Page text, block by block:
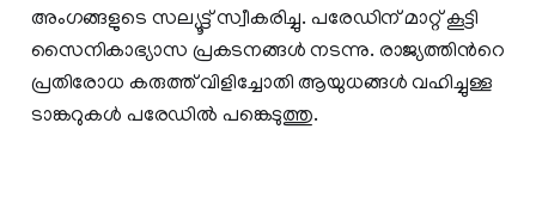
അംഗങ്ങളുടെ സല്യൂട്ട് സ്വീകരിച്ചു. പരേഡിന് മാറ്റ് കൂട്ടി
സൈനികാഭ്യാസ പ്രകടനങ്ങൾ നടന്നു. രാജ്യത്തിൻറെ
പ്രതിരോധ കരുത്ത് വിളിച്ചോതി ആയുധങ്ങൾ വഹിച്ചുള്ള
ടാങ്കറുകൾ പരേഡിൽ പങ്കെടുത്തു.